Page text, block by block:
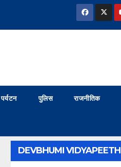
पर्यटन पुलिस राजनीतिक
DEVBHUMI VIDYAPEETH